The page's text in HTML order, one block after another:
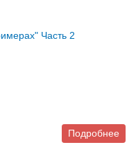
Часть 2
Подробнее